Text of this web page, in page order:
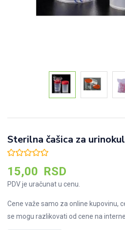
Sterilna čašica za
15,00 RSD
PDV je uračunat u cenu.
Cene važe samo za online kupovinu,
se mogu razlikovati od cene na